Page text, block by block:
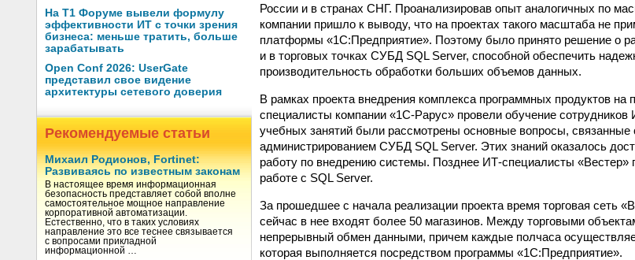
На Т1 Форуме вывели формулу
эффективности ИТ с точки зрения
бизнеса: меньше тратить, больше
зарабатывать
Open Conf 2026: UserGate
представил свое видение
архитектуры сетевого доверия
Рекомендуемые статьи
Михаил Родионов, Fortinet:
Развиваясь по известным законам
В настоящее время информационная
безопасность представляет собой вполне
самостоятельное мощное направление
корпоративной автоматизации.
Естественно, что в таких условиях
направление это все теснее связывается
с вопросами прикладной
информационной …
России и в странах СНГ. Проанализировав опыт аналогичных по
компании пришло к выводу, что на проектах такого масштаба не
платформы «1С:Предприятие». Поэтому было принято решение о
и в торговых точках СУБД SQL Server, способной обеспечить
производительность обработки больших объемов данных.
В рамках проекта внедрения комплекса программных продуктов
специалисты компании «1С-Рарус» провели обучение
учебных занятий были рассмотрены основные вопросы, связанные
администрированием СУБД SQL Server. Этих знаний оказалось
работу по внедрению системы. Позднее ИТ-специалисты «Вестер»
работе с SQL Server.
За прошедшее с начала реализации проекта время торговая сеть
сейчас в нее входят более 50 магазинов. Между торговыми
непрерывный обмен данными, причем каждые полчаса
которая выполняется посредством программы «1С:Предприятие».